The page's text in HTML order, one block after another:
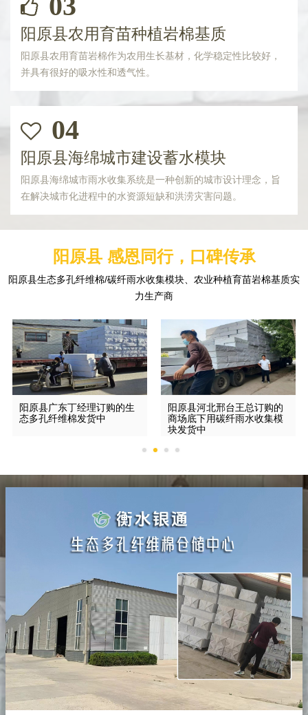
阳原县农用育苗种植岩棉基质
阳原县农用育苗岩棉作为农用生长基材，化学稳定性比较好，
并具有很好的吸水性和透气性。
04
阳原县海绵城市建设蓄水模块
阳原县海绵城市雨水收集系统是一种创新的城市设计理念，旨
在解决城市化进程中的水资源短缺和洪涝灾害问题。
阳原县 感恩同行，口碑传承
阳原县生态多孔纤维棉/碳纤雨水收集模块、农业种植育苗岩棉基质实
力生产商
阳原县广东丁经理订购的生
态多孔纤维棉发货中
阳原县河北邢台王总订购的
商场底下用碳纤雨水收集模
块发货中